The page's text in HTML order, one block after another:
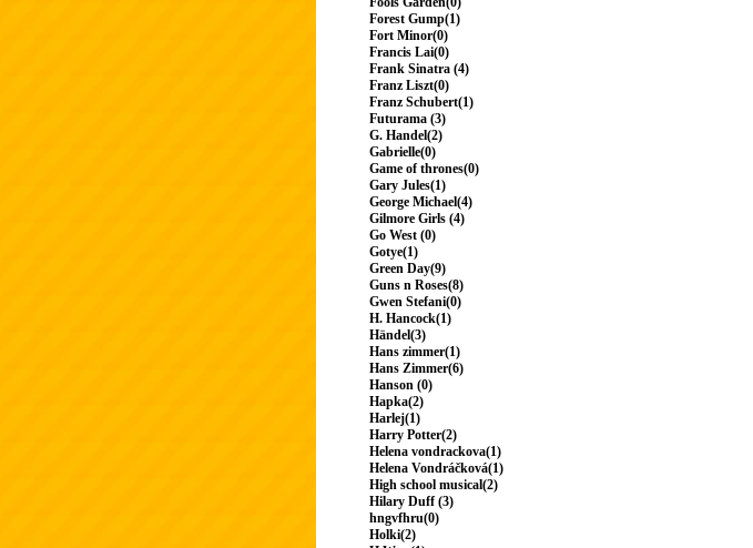
Forest Gump(1)
Fort Minor(0)
Francis Lai(0)
Frank Sinatra (4)
Franz Liszt(0)
Franz Schubert(1)
Futurama (3)
G. Handel(2)
Gabrielle(0)
Game of thrones(0)
Gary Jules(1)
George Michael(4)
Gilmore Girls (4)
Go West (0)
Gotye(1)
Green Day(9)
Guns n Roses(8)
Gwen Stefani(0)
H. Hancock(1)
Händel(3)
Hans zimmer(1)
Hans Zimmer(6)
Hanson (0)
Hapka(2)
Harlej(1)
Harry Potter(2)
Helena vondrackova(1)
Helena Vondráčková(1)
High school musical(2)
Hilary Duff (3)
hngvfhru(0)
Holki(2)